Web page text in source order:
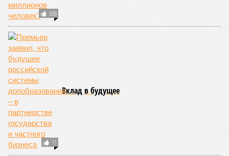
888
11
Вклад в будущее